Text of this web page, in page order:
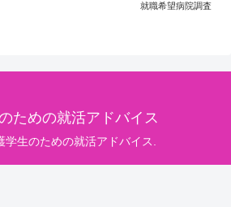
就職希望病院調査
ための就活アドバイス
生のための就活アドバイス.